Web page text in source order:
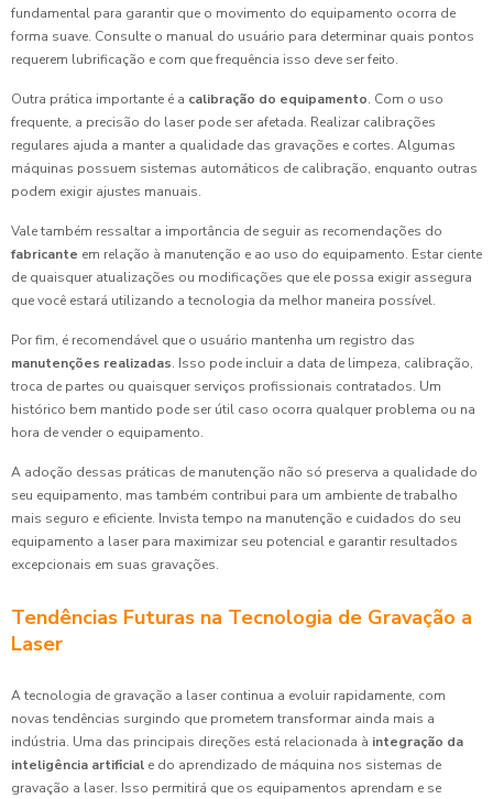
fundamental para garantir que o movimento do equipamento ocorra de
forma suave. Consulte o manual do usuário para determinar quais pontos
requerem lubrificação e com que frequência isso deve ser feito.
Outra prática importante é a calibração do equipamento. Com o uso
frequente, a precisão do laser pode ser afetada. Realizar calibrações
regulares ajuda a manter a qualidade das gravações e cortes. Algumas
máquinas possuem sistemas automáticos de calibração, enquanto outras
podem exigir ajustes manuais.
Vale também ressaltar a importância de seguir as recomendações do
fabricante em relação à manutenção e ao uso do equipamento. Estar ciente
de quaisquer atualizações ou modificações que ele possa exigir assegura
que você estará utilizando a tecnologia da melhor maneira possível.
Por fim, é recomendável que o usuário mantenha um registro das
manutenções realizadas. Isso pode incluir a data de limpeza, calibração,
troca de partes ou quaisquer serviços profissionais contratados. Um
histórico bem mantido pode ser útil caso ocorra qualquer problema ou na
hora de vender o equipamento.
A adoção dessas práticas de manutenção não só preserva a qualidade do
seu equipamento, mas também contribui para um ambiente de trabalho
mais seguro e eficiente. Invista tempo na manutenção e cuidados do seu
equipamento a laser para maximizar seu potencial e garantir resultados
excepcionais em suas gravações.
Tendências Futuras na Tecnologia de Gravação a
Laser
A tecnologia de gravação a laser continua a evoluir rapidamente, com
novas tendências surgindo que prometem transformar ainda mais a
indústria. Uma das principais direções está relacionada à integração da
inteligência artificial e do aprendizado de máquina nos sistemas de
gravação a laser. Isso permitirá que os equipamentos aprendam e se